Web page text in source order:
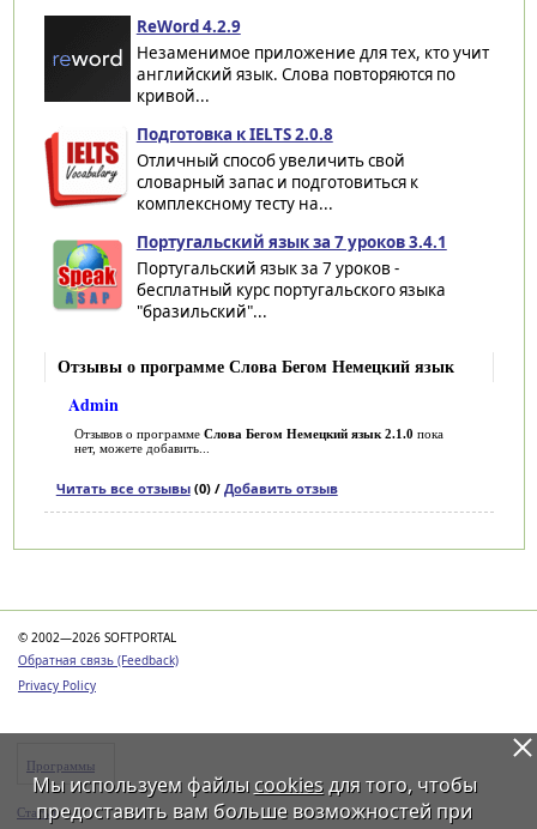
ReWord 4.2.9
Незаменимое приложение для тех, кто учит
английский язык. Слова повторяются по
кривой...
Подготовка к IELTS 2.0.8
Отличный способ увеличить свой
словарный запас и подготовиться к
комплексному тесту на...
Португальский язык за 7 уроков 3.4.1
Португальский язык за 7 уроков -
бесплатный курс португальского языка
"бразильский"...
Отзывы о программе Слова Бегом Немецкий язык
Admin
Отзывов о программе Слова Бегом Немецкий язык 2.1.0 пока
нет, можете добавить...
Читать все отзывы(0) / Добавить отзыв
© 2002—2026 SOFTPORTAL
Обратная связь (Feedback)
Privacy Policy
Программы
Статьи
Мы используем файлы cookiesдля того, чтобы
предоставить вам больше возможностей при